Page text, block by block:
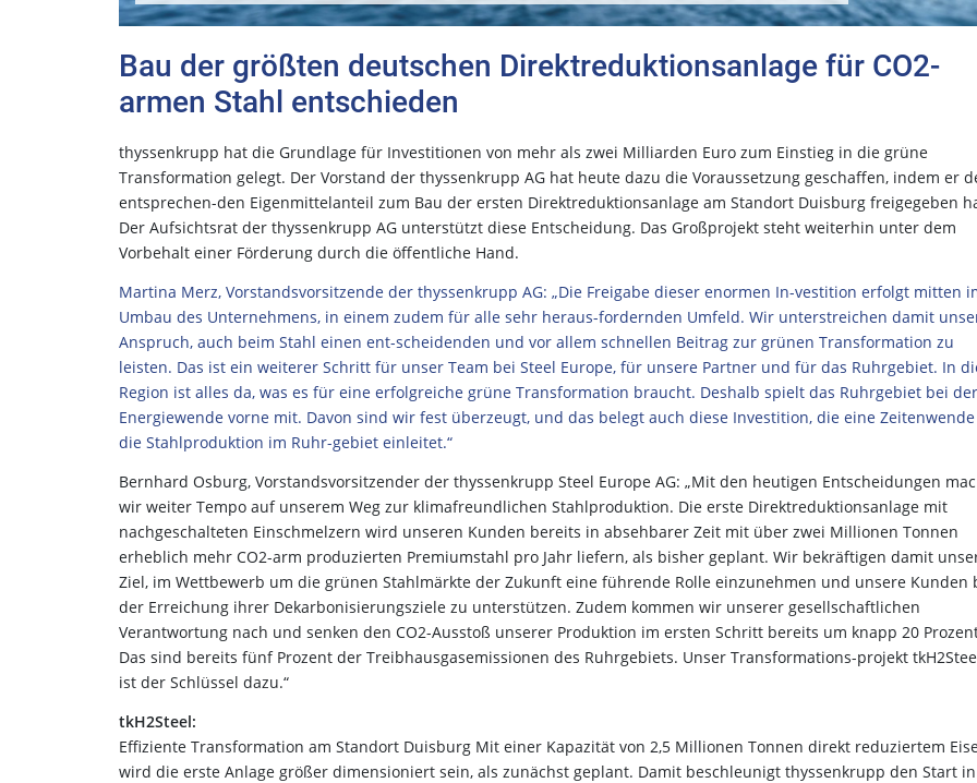
Bau der größten deutschen Direktreduktionsanlage für CO2-
armen Stahl entschieden
thyssenkrupp hat die Grundlage für Investitionen von mehr als zwei Milliarden Euro zum Einstieg in die grüne
Transformation gelegt. Der Vorstand der thyssenkrupp AG hat heute dazu die Voraussetzung geschaffen, indem er
entsprechen-den Eigenmittelanteil zum Bau der ersten Direktreduktionsanlage am Standort Duisburg freigegeben
Der Aufsichtsrat der thyssenkrupp AG unterstützt diese Entscheidung. Das Großprojekt steht weiterhin unter dem
Vorbehalt einer Förderung durch die öffentliche Hand.
Martina Merz, Vorstandsvorsitzende der thyssenkrupp AG: „Die Freigabe dieser enormen In-vestition erfolgt mitten
Umbau des Unternehmens, in einem zudem für alle sehr heraus-fordernden Umfeld. Wir unterstreichen damit
Anspruch, auch beim Stahl einen ent-scheidenden und vor allem schnellen Beitrag zur grünen Transformation zu
leisten. Das ist ein weiterer Schritt für unser Team bei Steel Europe, für unsere Partner und für das Ruhrgebiet. In
Region ist alles da, was es für eine erfolgreiche grüne Transformation braucht. Deshalb spielt das Ruhrgebiet bei der
Energiewende vorne mit. Davon sind wir fest überzeugt, und das belegt auch diese Investition, die eine
die Stahlproduktion im Ruhr-gebiet einleitet.“
Bernhard Osburg, Vorstandsvorsitzender der thyssenkrupp Steel Europe AG: „Mit den heutigen Entscheidungen
wir weiter Tempo auf unserem Weg zur klimafreundlichen Stahlproduktion. Die erste Direktreduktionsanlage mit
nachgeschalteten Einschmelzern wird unseren Kunden bereits in absehbarer Zeit mit über zwei Millionen Tonnen
erheblich mehr CO2-arm produzierten Premiumstahl pro Jahr liefern, als bisher geplant. Wir bekräftigen damit
Ziel, im Wettbewerb um die grünen Stahlmärkte der Zukunft eine führende Rolle einzunehmen und unsere Kunden
der Erreichung ihrer Dekarbonisierungsziele zu unterstützen. Zudem kommen wir unserer gesellschaftlichen
Verantwortung nach und senken den CO2-Ausstoß unserer Produktion im ersten Schritt bereits um knapp 20
Das sind bereits fünf Prozent der Treibhausgasemissionen des Ruhrgebiets. Unser Transformations-projekt
ist der Schlüssel dazu.“
tkH2Steel:
Effiziente Transformation am Standort Duisburg Mit einer Kapazität von 2,5 Millionen Tonnen direkt reduziertem
wird die erste Anlage größer dimensioniert sein, als zunächst geplant. Damit beschleunigt thyssenkrupp den Start